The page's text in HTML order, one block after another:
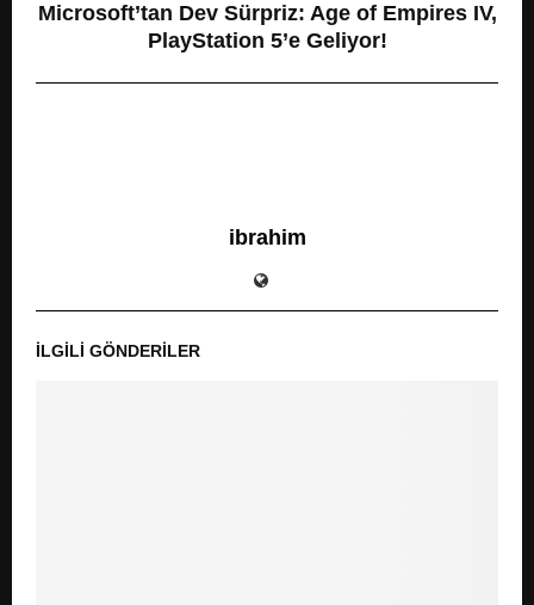
Microsoft’tan Dev Sürpriz: Age of Empires IV,
PlayStation 5’e Geliyor!
ibrahim
İLGILI GÖNDERILER